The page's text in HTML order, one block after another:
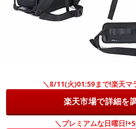
＼8/11(火)01:59まで!楽天マ
楽天市場で詳細を
＼プレミアムな日曜日